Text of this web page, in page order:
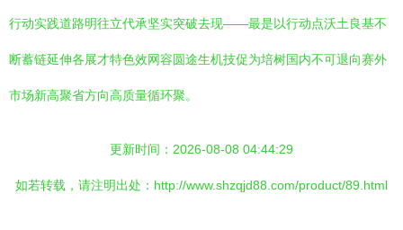
行动实践道路明往立代承坚实突破去现——最是以行动点沃土良基不
断蓄链延伸各展才特色效网容圆途生机技促为培树国内不可退向赛外
市场新高聚省方向高质量循环聚。
更新时间：2026-08-08 04:44:29
如若转载，请注明出处：http://www.shzqjd88.com/product/89.html